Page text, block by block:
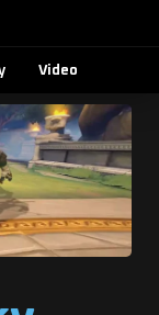
Video